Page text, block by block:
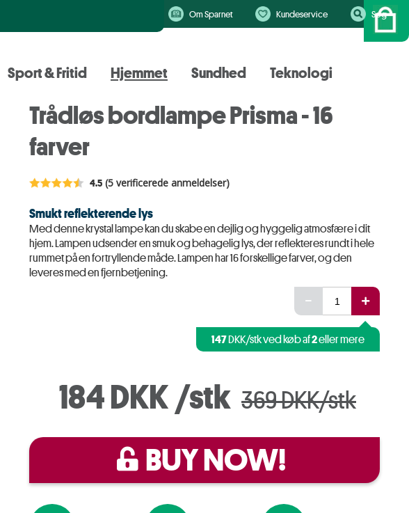
Om Sparnet Kundeservice Søg
Sport & Fritid Hjemmet Sundhed Teknologi
Trådløs bordlampe Prisma - 16
farver
4.5 (5 verificerede anmeldelser)
Smukt reflekterende lys
Med denne krystal lampe kan du skabe en dejlig og hyggelig atmosfære i dit
hjem. Lampen udsender en smuk og behagelig lys, der reflekteres rundt i hele
rummet på en fortryllende måde. Lampen har 16 forskellige farver, og den
leveres med en fjernbetjening.
147DKK/stk ved køb af2eller mere
184 DKK/stk 369 DKK/stk
BUY NOW!